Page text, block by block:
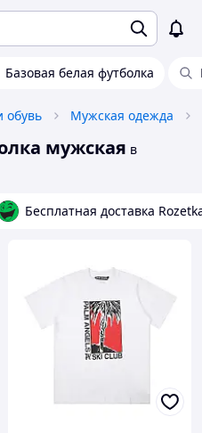
Базовая белая футболка
обувь Мужская одежда
мужская в
Бесплатная доставка